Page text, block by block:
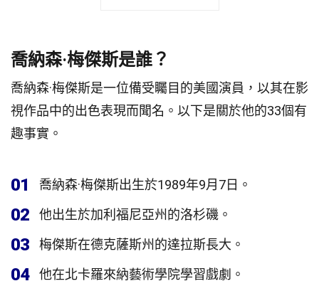
喬納森·梅傑斯是誰？
喬納森·梅傑斯是一位備受矚目的美國演員，以其在影
視作品中的出色表現而聞名。以下是關於他的33個有
趣事實。
01 喬納森·梅傑斯出生於1989年9月7日。
02 他出生於加利福尼亞州的洛杉磯。
03 梅傑斯在德克薩斯州的達拉斯長大。
04 他在北卡羅來納藝術學院學習戲劇。